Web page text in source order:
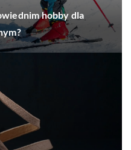
hobby dla